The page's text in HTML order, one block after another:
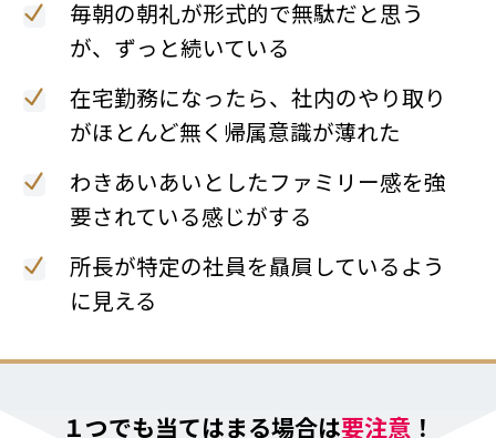
毎朝の朝礼が形式的で無駄だと思う
が、ずっと続いている
在宅勤務になったら、社内のやり取り
がほとんど無く帰属意識が薄れた
わきあいあいとしたファミリー感を強
要されている感じがする
所長が特定の社員を贔屓しているよう
に見える
１つでも当てはまる場合は要注意 ！